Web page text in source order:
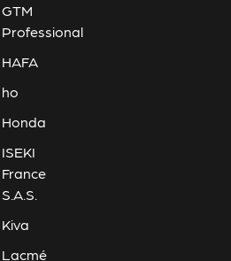
GTM
Professional
HAFA
ho
Honda
ISEKI
France
S.A.S.
Kiva
Lacmé